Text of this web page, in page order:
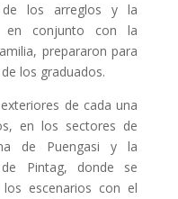
los arreglos y la
en conjunto con la
prepararon para
los graduados.
de cada una
en los sectores de
de Puengasi y la
Pintag, donde se
escenarios con el